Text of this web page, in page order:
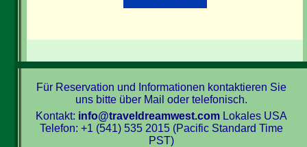
Für Reservation und Informationen kontaktieren Sie
uns bitte über Mail oder telefonisch.
Kontakt: info@traveldreamwest.comLokales USA
Telefon: +1 (541) 535 2015 (Pacific Standard Time
PST)